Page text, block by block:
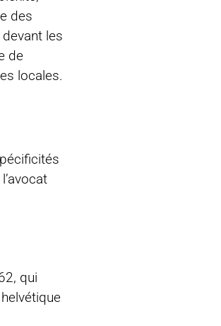
des
les
de
locales.
qui